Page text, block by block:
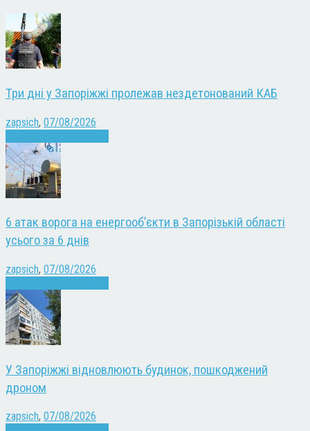
Три дні у Запоріжжі пролежав нездетонований КАБ
zapsich, 07/08/2026
6 атак ворога на енергооб’єкти в Запорізькій області
усього за 6 днів
zapsich, 07/08/2026
У Запоріжжі відновлюють будинок, пошкоджений
дроном
zapsich, 07/08/2026